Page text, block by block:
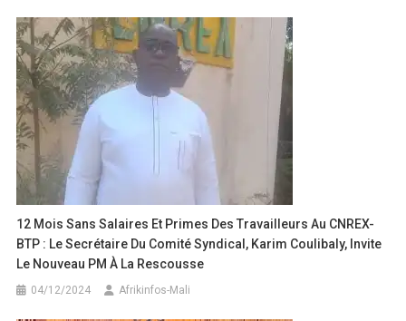
l’article
12 Mois Sans Salaires Et Primes Des Travailleurs Au CNREX-
BTP : Le Secrétaire Du Comité Syndical, Karim Coulibaly, Invite
Le Nouveau PM À La Rescousse
04/12/2024 Afrikinfos-Mali